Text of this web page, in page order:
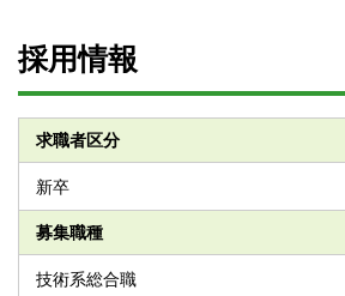
採用情報
求職者区分
新卒
募集職種
技術系総合職